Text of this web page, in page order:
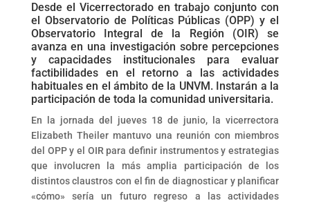
Desde el Vicerrectorado en trabajo conjunto con
el Observatorio de Políticas Públicas (OPP) y el
Observatorio Integral de la Región (OIR) se
avanza en una investigación sobre percepciones
y capacidades institucionales para evaluar
factibilidades en el retorno a las actividades
habituales en el ámbito de la UNVM. Instarán a la
participación de toda la comunidad universitaria.
En la jornada del jueves 18 de junio, la vicerrectora
Elizabeth Theiler mantuvo una reunión con miembros
del OPP y el OIR para definir instrumentos y estrategias
que involucren la más amplia participación de los
distintos claustros con el fin de diagnosticar y planificar
«cómo» sería un futuro regreso a las actividades